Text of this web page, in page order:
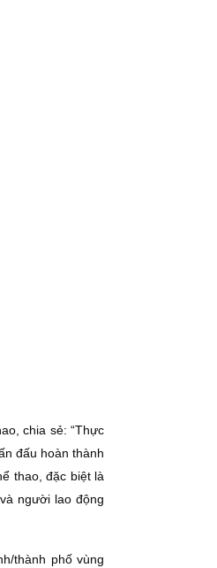
chia sẻ: “Thực
đấu hoàn thành
thao, đặc biệt là
người lao động
thành phố vùng